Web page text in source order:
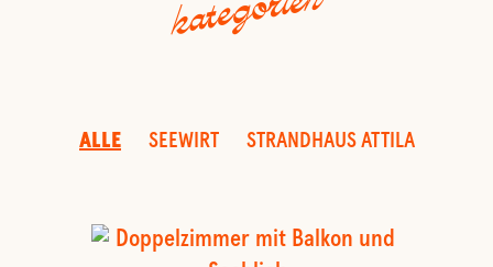
ALLE SEEWIRT STRANDHAUS ATTILA